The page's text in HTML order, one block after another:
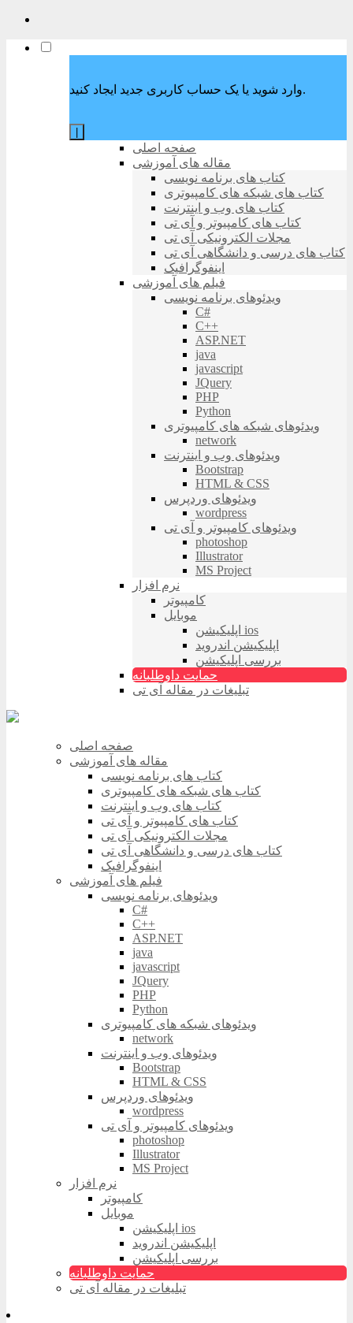
وارد شوید یا یک حساب کاربری جدید ایجاد کنید.
صفحه اصلی
مقاله های آموزشی
کتاب های برنامه نویسی
کتاب های شبکه های کامپیوتری
کتاب های وب و اینترنت
کتاب های کامپیوتر و آی تی
مجلات الکترونیکی آی تی
کتاب های درسی و دانشگاهی آی تی
اینفوگرافیک
فیلم های آموزشی
ویدئوهای برنامه نویسی
C#
C++
ASP.NET
java
javascript
JQuery
PHP
Python
ویدئوهای شبکه های کامپیوتری
network
ویدئوهای وب و اینترنت
Bootstrap
HTML & CSS
ویدئوهای وردپرس
wordpress
ویدئوهای کامپیوتر و آی تی
photoshop
Illustrator
MS Project
نرم افزار
کامپیوتر
موبایل
اپلیکیشن ios
اپلیکیشن اندروید
بررسی اپلیکیشن
حمایت داوطلبانه
تبلیغات در مقاله آی تی
صفحه اصلی
مقاله های آموزشی
کتاب های برنامه نویسی
کتاب های شبکه های کامپیوتری
کتاب های وب و اینترنت
کتاب های کامپیوتر و آی تی
مجلات الکترونیکی آی تی
کتاب های درسی و دانشگاهی آی تی
اینفوگرافیک
فیلم های آموزشی
ویدئوهای برنامه نویسی
C#
C++
ASP.NET
java
javascript
JQuery
PHP
Python
ویدئوهای شبکه های کامپیوتری
network
ویدئوهای وب و اینترنت
Bootstrap
HTML & CSS
ویدئوهای وردپرس
wordpress
ویدئوهای کامپیوتر و آی تی
photoshop
Illustrator
MS Project
نرم افزار
کامپیوتر
موبایل
اپلیکیشن ios
اپلیکیشن اندروید
بررسی اپلیکیشن
حمایت داوطلبانه
تبلیغات در مقاله آی تی